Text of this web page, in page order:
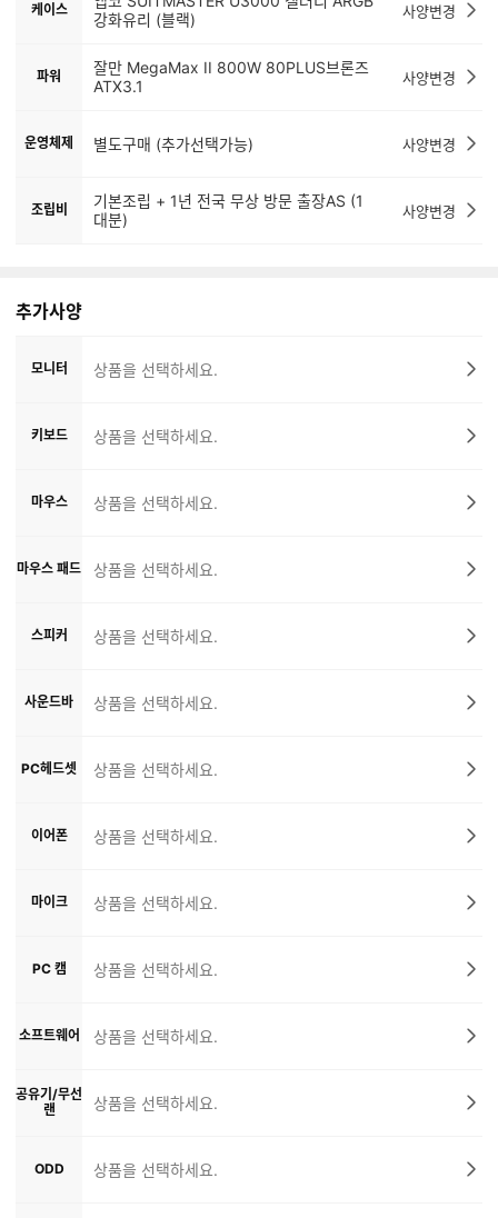
케이스
강화유리 (블랙)
사양변경
파워
잘만 MegaMax II 800W 80PLUS브론즈
ATX3.1
사양변경
운영체제 별도구매 (추가선택가능) 사양변경
조립비
기본조립 + 1년 전국 무상 방문 출장AS (1
대분)
사양변경
추가사양
모니터 상품을 선택하세요.
키보드 상품을 선택하세요.
마우스 상품을 선택하세요.
마우스 패드 상품을 선택하세요.
스피커 상품을 선택하세요.
사운드바 상품을 선택하세요.
PC헤드셋 상품을 선택하세요.
이어폰 상품을 선택하세요.
마이크 상품을 선택하세요.
PC 캠 상품을 선택하세요.
소프트웨어 상품을 선택하세요.
공유기/무선
랜
상품을 선택하세요.
ODD 상품을 선택하세요.